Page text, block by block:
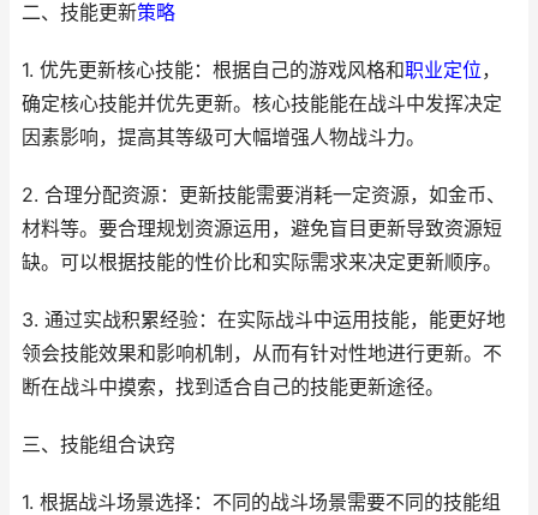
二、技能更新策略
1. 优先更新核心技能：根据自己的游戏风格和职业定位，
确定核心技能并优先更新。核心技能能在战斗中发挥决定
因素影响，提高其等级可大幅增强人物战斗力。
2. 合理分配资源：更新技能需要消耗一定资源，如金币、
材料等。要合理规划资源运用，避免盲目更新导致资源短
缺。可以根据技能的性价比和实际需求来决定更新顺序。
3. 通过实战积累经验：在实际战斗中运用技能，能更好地
领会技能效果和影响机制，从而有针对性地进行更新。不
断在战斗中摸索，找到适合自己的技能更新途径。
三、技能组合诀窍
1. 根据战斗场景选择：不同的战斗场景需要不同的技能组